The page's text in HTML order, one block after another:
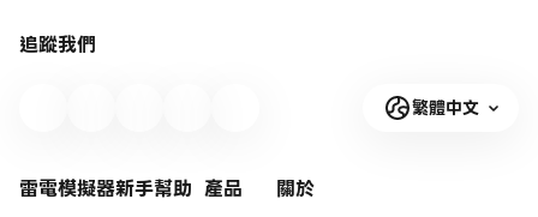
追蹤我們
繁體中文
雷電模擬器新手幫助 產品 關於